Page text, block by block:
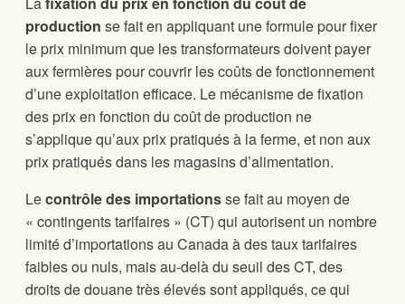
production se fait en appliquant une formule pour fixer
le prix minimum que les transformateurs doivent payer
aux fermières pour couvrir les coûts de fonctionnement
d’une exploitation efficace. Le mécanisme de fixation
des prix en fonction du coût de production ne
s’applique qu’aux prix pratiqués à la ferme, et non aux
prix pratiqués dans les magasins d’alimentation.
Lecontrôle des importationsse fait au moyen de
« contingents tarifaires » (CT) qui autorisent un nombre
limité d’importations au Canada à des taux tarifaires
faibles ou nuls, mais au-delà du seuil des CT, des
droits de douane très élevés sont appliqués, ce qui